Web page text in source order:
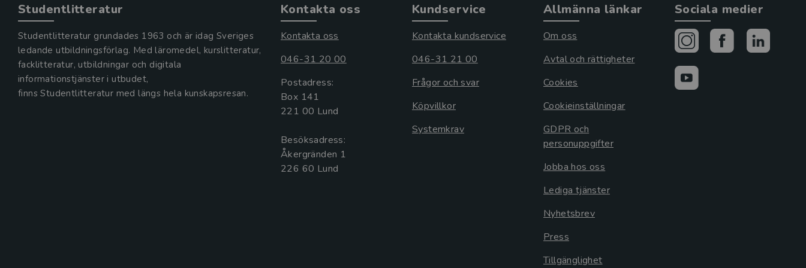
Studentlitteratur
Studentlitteratur grundades 1963 och är idag Sveriges
ledande utbildningsförlag. Med läromedel, kurslitteratur,
facklitteratur, utbildningar och digitala
informationstjänster i utbudet,
finns Studentlitteratur med längs hela kunskapsresan.
Kontakta oss
Kontakta oss
046-31 20 00
Postadress:
Box 141
221 00 Lund
Besöksadress:
Åkergränden 1
Kundservice
Kontakta kundservice
046-31 21 00
Frågor och svar
Köpvillkor
Systemkrav
Allmänna länkar
Om oss
Avtal och rättigheter
Cookies
Cookieinställningar
GDPR och
personuppgifter
Jobba hos oss
Lediga tjänster
Nyhetsbrev
Press
Tillgänglighet
Sociala medier